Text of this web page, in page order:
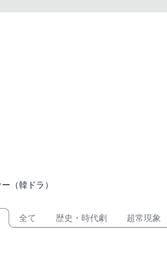
（韓ドラ）
全て 歴史・時代劇 超常現象